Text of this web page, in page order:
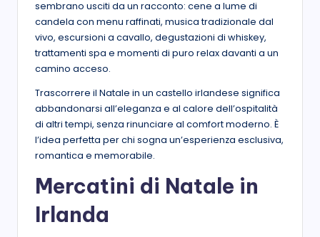
sembrano usciti da un racconto: cene a lume di
candela con menu raffinati, musica tradizionale dal
vivo, escursioni a cavallo, degustazioni di whiskey,
trattamenti spa e momenti di puro relax davanti a un
camino acceso.
Trascorrere il Natale in un castello irlandese significa
abbandonarsi all’eleganza e al calore dell’ospitalità
di altri tempi, senza rinunciare al comfort moderno. È
l’idea perfetta per chi sogna un’esperienza esclusiva,
romantica e memorabile.
Mercatini di Natale in
Irlanda